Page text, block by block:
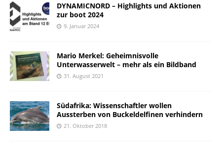
DYNAMICNORD – Highlights und Aktionen
zur boot 2024
9. Januar 2024
Mario Merkel: Geheimnisvolle
Unterwasserwelt – mehr als ein Bildband
31. August 2021
Südafrika: Wissenschaftler wollen
Aussterben von Buckeldelfinen verhindern
21. Oktober 2018